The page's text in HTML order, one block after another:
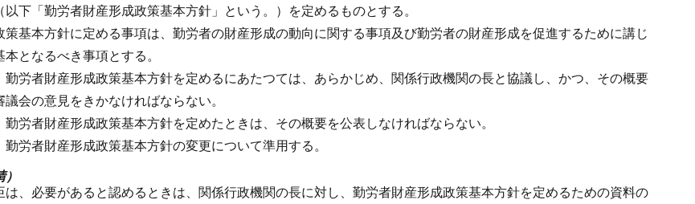
下「勤労者財産形成政策基本方針」という。）を定めるものとする。
基本方針に定める事項は、勤労者の財産形成の動向に関する事項及び勤労者の財産形成を促進するために講じ
となるべき事項とする。
勤労者財産形成政策基本方針を定めるにあたつては、あらかじめ、関係行政機関の長と協議し、かつ、その概要
会の意見をきかなければならない。
労者財産形成政策基本方針を定めたときは、その概要を公表しなければならない。
労者財産形成政策基本方針の変更について準用する。
は、必要があると認めるときは、関係行政機関の長に対し、勤労者財産形成政策基本方針を定めるための資料の